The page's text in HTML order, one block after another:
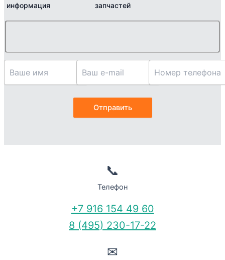
информация
запчастей
📞
Телефон
+7 916 154 49 60
8 (495) 230-17-22
✉